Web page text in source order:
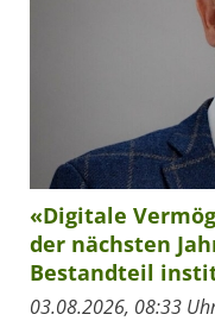
«Digitale
der nächsten
Bestandteil
03.08.2026, 08:33